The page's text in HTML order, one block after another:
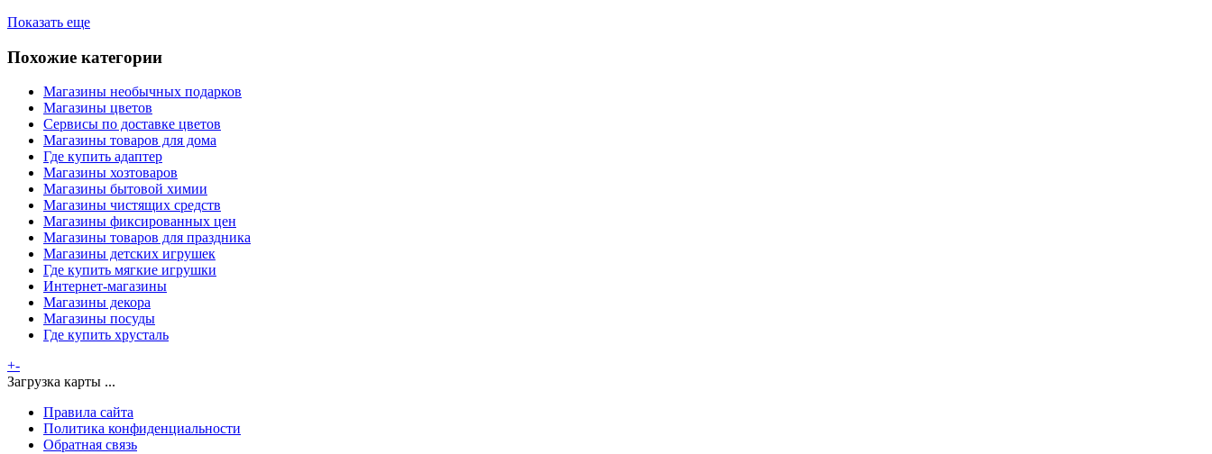
Показать еще
Похожие категории
Магазины необычных подарков
Магазины цветов
Сервисы по доставке цветов
Магазины товаров для дома
Где купить адаптер
Магазины хозтоваров
Магазины бытовой химии
Магазины чистящих средств
Магазины фиксированных цен
Магазины товаров для праздника
Магазины детских игрушек
Где купить мягкие игрушки
Интернет-магазины
Магазины декора
Магазины посуды
Где купить хрусталь
+-
Загрузка карты ...
Правила сайта
Политика конфиденциальности
Обратная связь